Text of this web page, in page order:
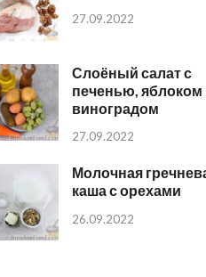
27.09.2022
Слоёный салат с
печенью, яблоком
виноградом
27.09.2022
Молочная
каша с орехами
26.09.2022